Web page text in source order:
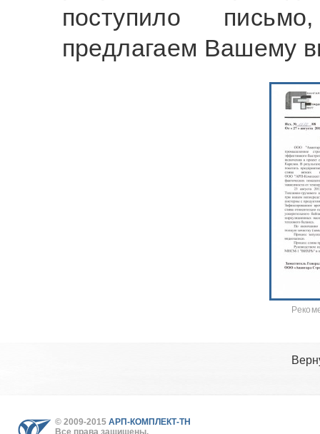
поступило
предлагаем Вашему
© 2009-2015 АРП-КОМПЛЕКТ-ТН